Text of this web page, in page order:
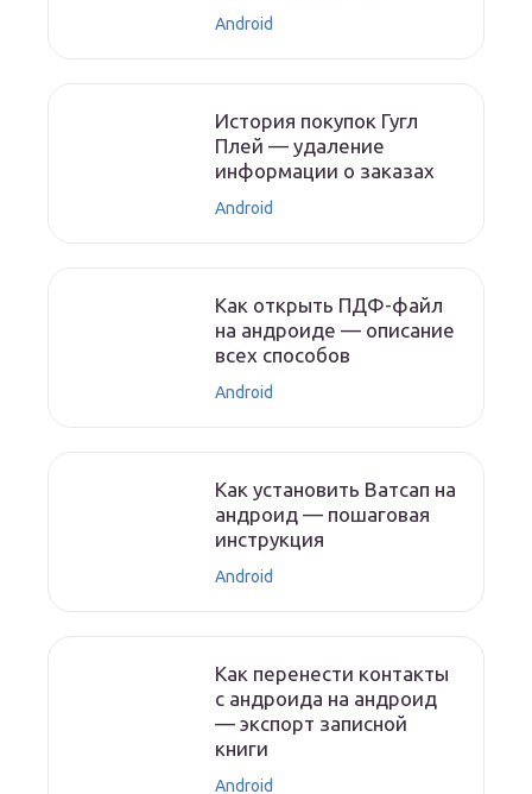
Android
История покупок Гугл
Плей — удаление
информации о заказах
Android
Как открыть ПДФ-файл
на андроиде — описание
всех способов
Android
Как установить Ватсап на
андроид — пошаговая
инструкция
Android
Как перенести контакты
с андроида на андроид
— экспорт записной
книги
Android